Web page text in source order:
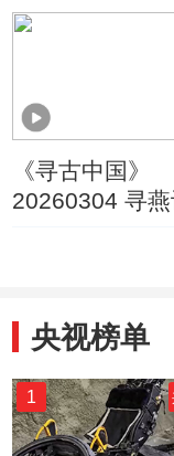
《寻古中国》
20260304 寻燕
央视榜单
1